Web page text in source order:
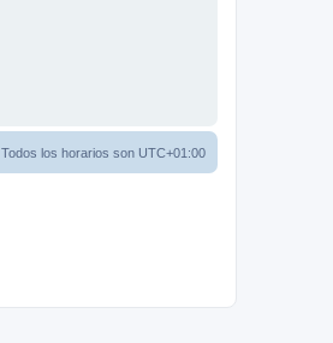
Todos los horarios son UTC+01:00